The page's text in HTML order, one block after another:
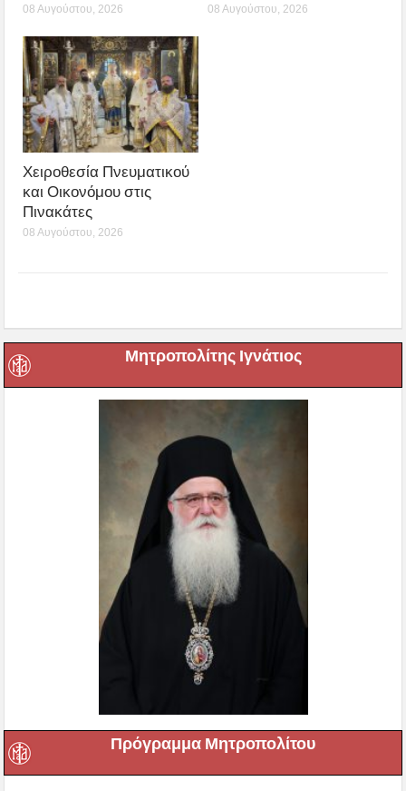
08 Αυγούστου, 2026 08 Αυγούστου, 2026
Χειροθεσία Πνευματικού
και Οικονόμου στις
Πινακάτες
08 Αυγούστου, 2026
Μητροπολίτης Ιγνάτιος
Πρόγραμμα Μητροπολίτου